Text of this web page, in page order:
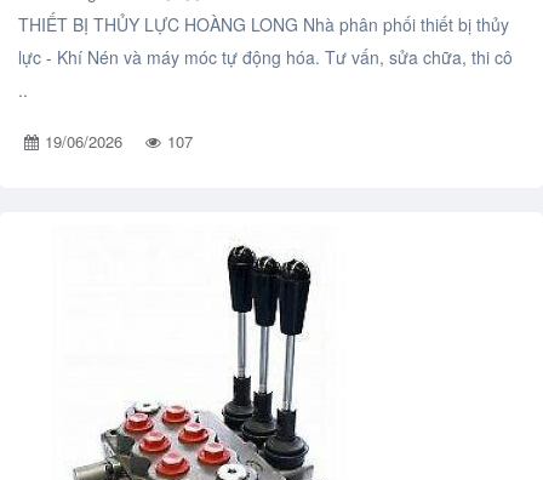
THIẾT BỊ THỦY LỰC HOÀNG LONG Nhà phân phối thiết bị thủy
lực - Khí Nén và máy móc tự động hóa. Tư vấn, sửa chữa, thi cô
..
19/06/2026 107